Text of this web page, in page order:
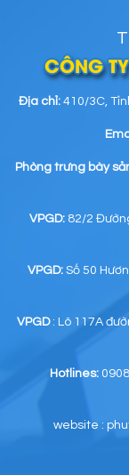
CÔNG
Địa chỉ: 410/3C,
Phòng trưng bày
VPGD:82/2
VPGD:Số 50
VPGD: Lô 117A
Hotlines:
website :